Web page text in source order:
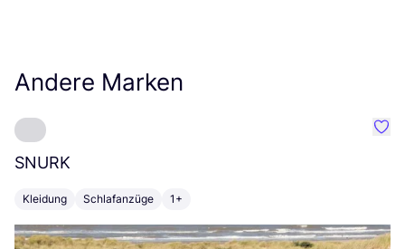
Andere Marken
SNURK
Kleidung Schlafanzüge 1+